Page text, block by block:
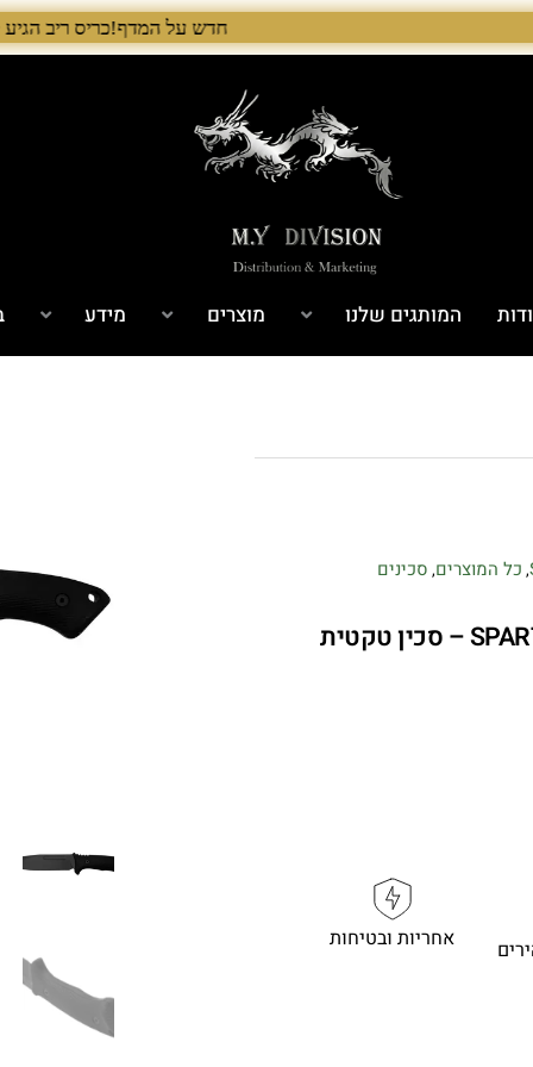
חדש על המדף!כריס ריב הגיע לישראל! 🇺🇸 המלאי הראשון בארץ – עכשיו אצל היבואן הבלעדי לרגל ההשקה, 5% הנחה על כל מוצרי Chris Reeve לזמן מוגבל. בנוסף, הגיע גם מלאי חדש של Benchmade ו־Microtech. לרכישה עכשיו›. >
המותגים שלנו מוצרים מידע
, כל המוצרים, סכינים
SPARTAN SBSL006BK Harsey Fighter – סכין טקטית
אחריות ובטיחות